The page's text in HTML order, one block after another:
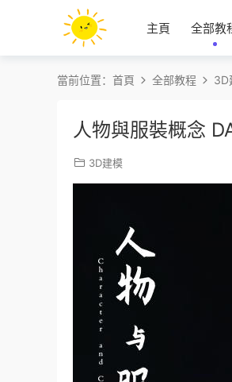
主頁 全部教
當前位置： 首頁 全部教程 3D
人物與服裝概念
3D建模